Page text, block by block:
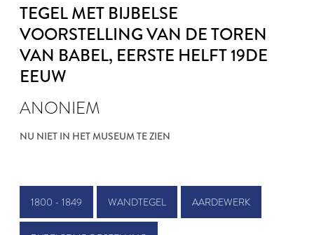
TEGEL MET BIJBELSE
VOORSTELLING VAN DE TOREN
VAN BABEL, EERSTE HELFT 19DE
EEUW
ANONIEM
NU NIET IN HET MUSEUM TE ZIEN
1800 - 1849 WANDTEGEL AARDEWERK